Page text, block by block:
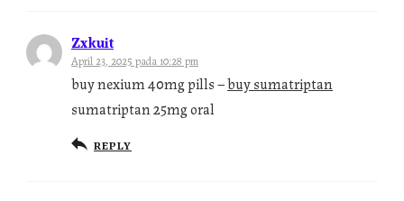
Zxkuit
April 23, 2025 pada 10:28 pm
buy nexium 40mg pills –buy sumatriptan
sumatriptan 25mg oral
REPLY